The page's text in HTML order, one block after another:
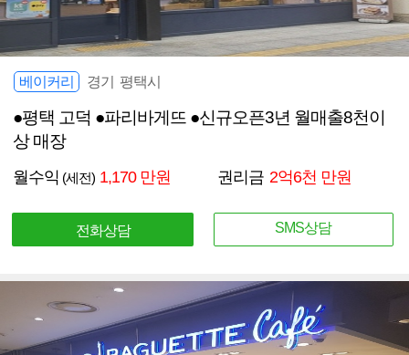
베이커리 경기 평택시
●평택 고덕 ●파리바게뜨 ●신규오픈3년 월매출8천이
상 매장
월수익 (세전) 1,170 만원 권리금 2억6천 만원
전화상담 SMS상담